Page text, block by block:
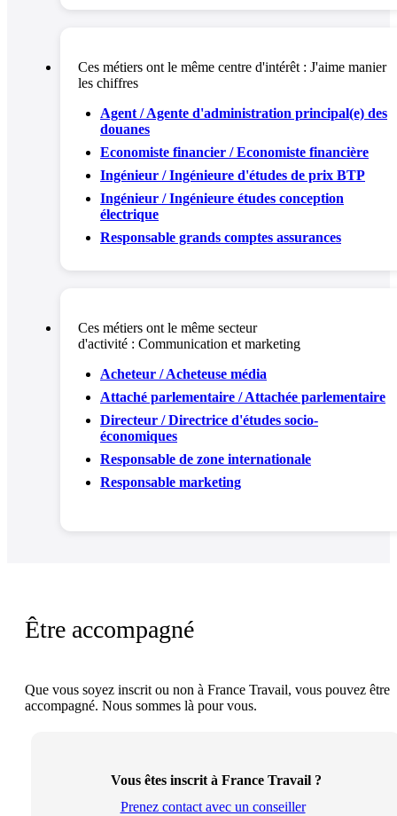
Ces métiers ont le même centre d'intérêt : J'aime manier
les chiffres
Agent / Agente d'administration principal(e) des
douanes
Economiste financier / Economiste financière
Ingénieur / Ingénieure d'études de prix BTP
Ingénieur / Ingénieure études conception
électrique
Responsable grands comptes assurances
Ces métiers ont le même secteur
d'activité : Communication et marketing
Acheteur / Acheteuse média
Attaché parlementaire / Attachée parlementaire
Directeur / Directrice d'études socio-
économiques
Responsable de zone internationale
Responsable marketing
Être accompagné
Que vous soyez inscrit ou non à France Travail, vous pouvez être
accompagné. Nous sommes là pour vous.
Vous êtes inscrit à France Travail ?
Prenez contact avec un conseiller